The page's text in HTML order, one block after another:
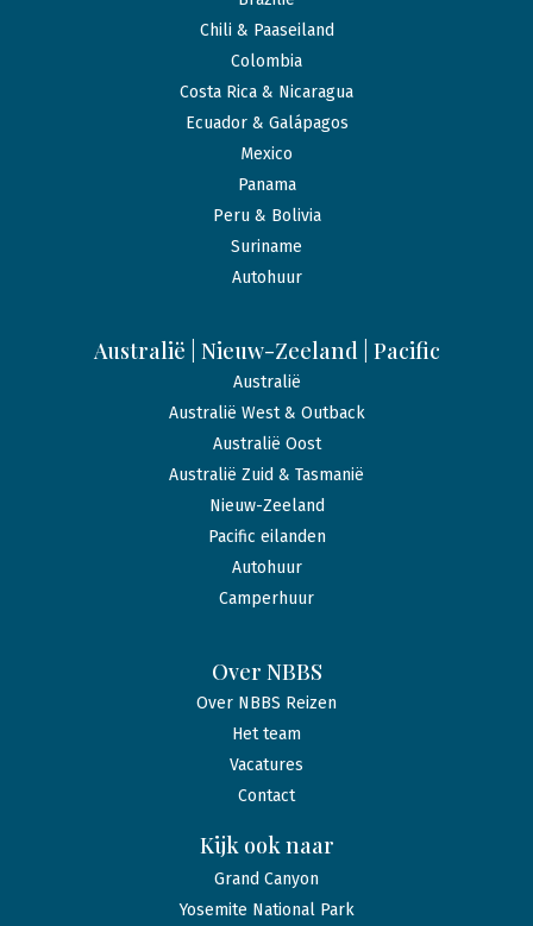
Chili & Paaseiland
Colombia
Costa Rica & Nicaragua
Ecuador & Galápagos
Mexico
Panama
Peru & Bolivia
Suriname
Autohuur
Australië | Nieuw-Zeeland | Pacific
Australië
Australië West & Outback
Australië Oost
Australië Zuid & Tasmanië
Nieuw-Zeeland
Pacific eilanden
Autohuur
Camperhuur
Over NBBS
Over NBBS Reizen
Het team
Vacatures
Contact
Kijk ook naar
Grand Canyon
Yosemite National Park